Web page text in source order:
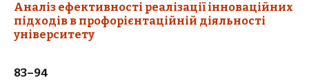
Аналіз ефективності реалізації інноваційних
підходів в профорієнтаційній діяльності
університету
83–94